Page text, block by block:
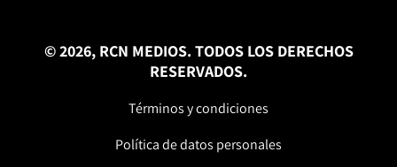
© 2026, RCN MEDIOS. TODOS LOS DERECHOS
RESERVADOS.
Términos y condiciones
Política de datos personales